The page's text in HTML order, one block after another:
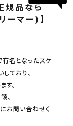
規品なら
マー)】
名となったスケ
ており、
す。
、
お問い合わせく